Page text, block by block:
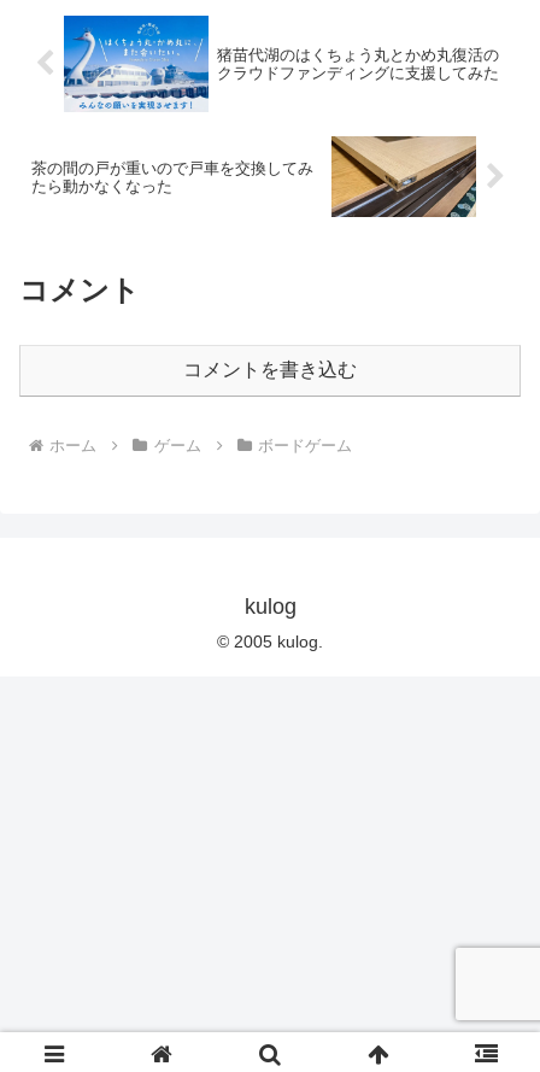
猪苗代湖のはくちょう丸とかめ丸復活の
クラウドファンディングに支援してみた
茶の間の戸が重いので戸車を交換してみ
たら動かなくなった
コメント
コメントを書き込む
ホーム ゲーム ボードゲーム
kulog
© 2005 kulog.